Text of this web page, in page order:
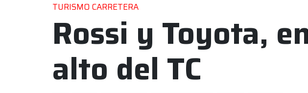
TURISMO CARRETERA
Rossi y Toyota,
alto del TC